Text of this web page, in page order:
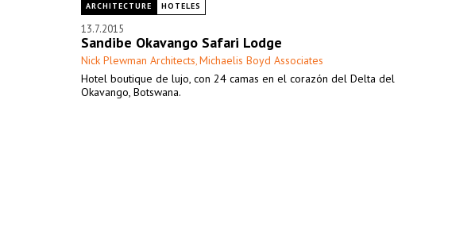
ARCHITECTURE HOTELES
13.7.2015
Sandibe Okavango Safari Lodge
Nick Plewman Architects, Michaelis Boyd Associates
Hotel boutique de lujo, con 24 camas en el corazón del Delta del
Okavango, Botswana.